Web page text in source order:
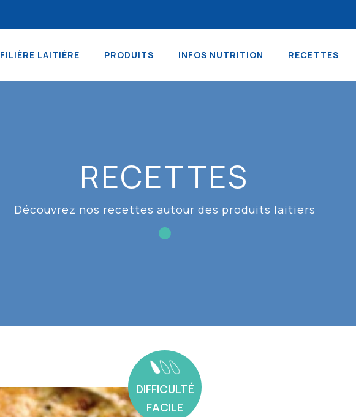
FILIÈRE LAITIÈRE PRODUITS INFOS NUTRITION RECETTES
RECETTES
Découvrez nos recettes autour des produits laitiers
DIFFICULTÉ
FACILE